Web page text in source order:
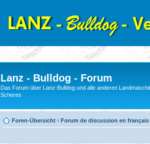
Lanz - Bulldog - Forum
Das Forum über Lanz-Bulldog und alle anderen
Scheres
Foren-Übersicht ‹ Forum de discussion en français